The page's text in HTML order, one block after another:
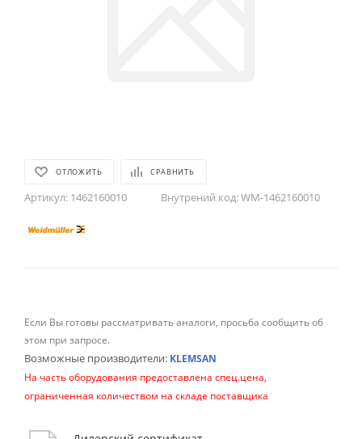
ОТЛОЖИТЬ СРАВНИТЬ
Артикул: 1462160010 Внутрений код:WM-1462160010
Если Вы готовы рассматривать аналоги, просьба сообщить об
этом при запросе.
Возможные производители: KLEMSAN
На часть оборудования предоставлена спец.цена,
ограниченная количеством на складе поставщика